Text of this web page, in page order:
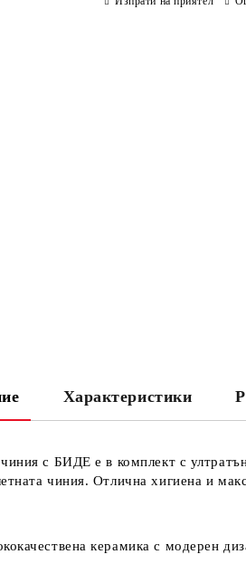
Характеристики
с БИДЕ е в комплект с
чиния. Отлична хигиена и
керамика с модерен